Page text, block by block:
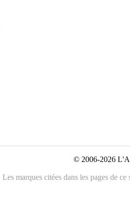
© 2006-2026
Les marques citées dans les pages de